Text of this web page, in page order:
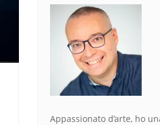
Appassionato d’arte, ho